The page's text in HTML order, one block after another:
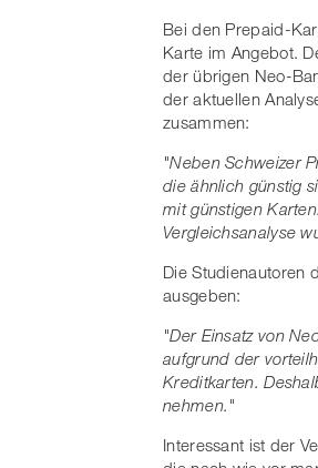
Bei den Prepaid-
Karte im Angebot.
der übrigen Neo-
der aktuellen
zusammen:
"Neben Schweizer
die ähnlich günstig
mit günstigen
Vergleichsanalyse
Die Studienautoren
ausgeben:
"Der Einsatz von
aufgrund der
Kreditkarten.
nehmen."
Interessant ist der